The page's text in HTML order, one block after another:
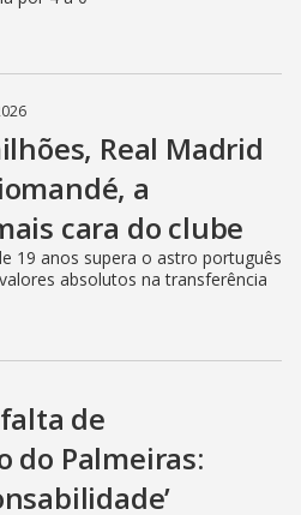
Real Madrid
a
cara do clube
19 anos supera o astro português
absolutos na transferência
de
do Palmeiras: